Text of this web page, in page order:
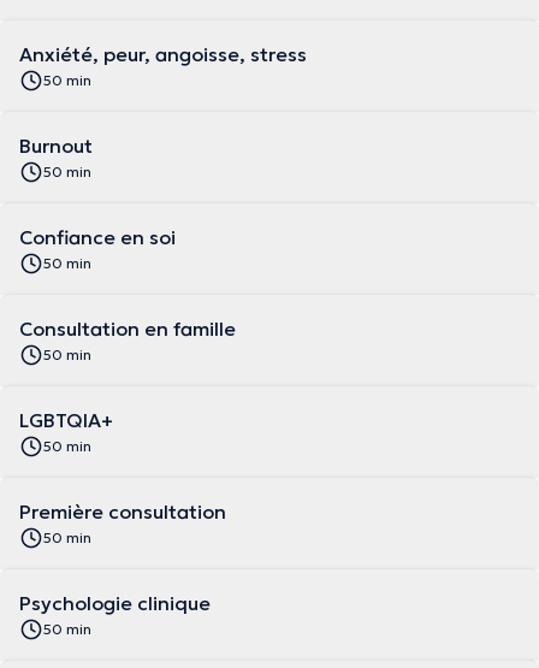
Anxiété, peur, angoisse, stress
50 min
Burnout
50 min
Confiance en soi
50 min
Consultation en famille
50 min
LGBTQIA+
50 min
Première consultation
50 min
Psychologie clinique
50 min